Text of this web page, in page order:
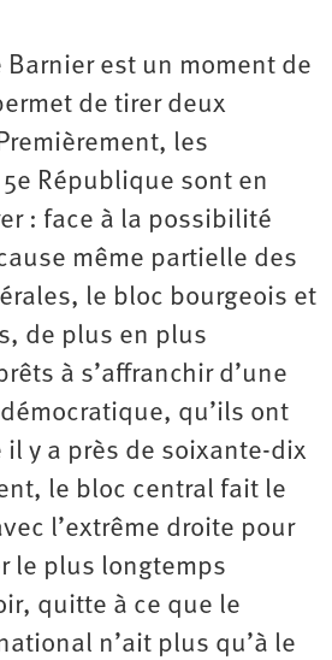
est un moment de
de tirer deux
les
République sont en
: face à la possibilité
même partielle des
le bloc bourgeois et
de plus en plus
à s’affranchir d’une
qu’ils ont
y a près de soixante-dix
le bloc central fait le
l’extrême droite pour
le plus longtemps
quitte à ce que le
n’ait plus qu’à le